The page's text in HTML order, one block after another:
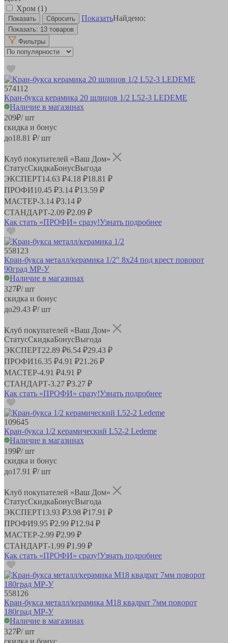
Хром (1)
ПоказатьНайдено:
Показать: 13 товаров
Фильтры
574112
Кран-букса керамика 20 шлицов 1/2 L52-3 LEDEME
Наличие в магазинах
209₽/ шт
скидка и бонус
до18.81 ₽/ шт
Клуб покупателей «Ваш Дом»
СтатусСкидкаБонусВыгода
ЭКСПЕРТ14.63 ₽4.18 ₽18.81 ₽
ПРОФИ10.45 ₽3.14 ₽13.59 ₽
МАСТЕР-3.14 ₽3.14 ₽
СТАНДАРТ-2.09 ₽2.09 ₽
Как стать «ПРОФИ» сразу!Узнать подробнее
558123
Кран-букса металл/керамика 1/2" 8х24 под крест поворот
90град MP-У
Наличие в магазинах
327₽/ шт
скидка и бонус
до29.43 ₽/ шт
Клуб покупателей «Ваш Дом»
СтатусСкидкаБонусВыгода
ЭКСПЕРТ22.89 ₽6.54 ₽29.43 ₽
ПРОФИ16.35 ₽4.91 ₽21.26 ₽
МАСТЕР-4.91 ₽4.91 ₽
СТАНДАРТ-3.27 ₽3.27 ₽
Как стать «ПРОФИ» сразу!Узнать подробнее
109645
Кран-букса 1/2 керамический L52-2 Ledeme
Наличие в магазинах
199₽/ шт
скидка и бонус
до17.91 ₽/ шт
Клуб покупателей «Ваш Дом»
СтатусСкидкаБонусВыгода
ЭКСПЕРТ13.93 ₽3.98 ₽17.91 ₽
ПРОФИ9.95 ₽2.99 ₽12.94 ₽
МАСТЕР-2.99 ₽2.99 ₽
СТАНДАРТ-1.99 ₽1.99 ₽
Как стать «ПРОФИ» сразу!Узнать подробнее
558126
Кран-букса металл/керамика М18 квадрат 7мм поворот
180град MP-У
Наличие в магазинах
327₽/ шт
скидка и бонус